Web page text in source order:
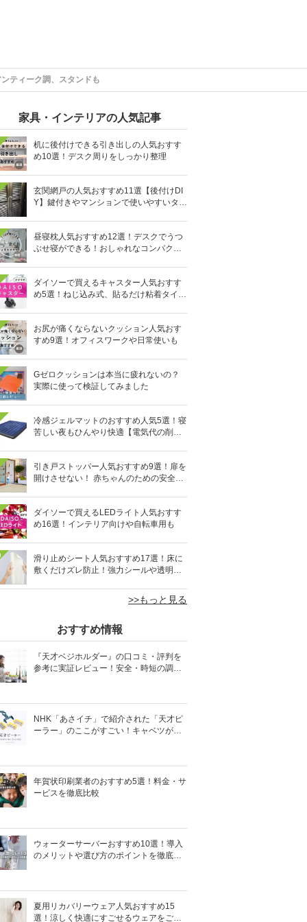
ティーク調、スタンドも
家具・インテリアの人気記事
机に後付けできる引き出しの人気おすす
め10選！デスク周りをしっかり整理
玄関網戸の人気おすすめ11選【後付けDI
Y】鍵付きやマンションで使いやすいタイ
昼寝枕人気おすすめ12選！デスクでうつ
ぶせ寝ができる！おしゃれなコンパクト
ダイソーで買えるキャスター人気おすす
め5選！ねじ込み式、貼るだけ粘着タイプ
お尻が痛くならないクッション人気おす
すめ9選！オフィスワークや日常使いも
Gゼロクッションは本当に疲れないの？
実際に使って検証してみました
冷感ジェルマットのおすすめ人気5選！寝
苦しい夜もひんやり快適【電気代の削減
引き戸ストッパー人気おすすめ9選！扉を
開けさせない！ 赤ちゃんのための安全グ
ダイソーで買えるLEDライト人気おすす
め16選！インテリア向けや自転車用も
滑り止めシート人気おすすめ17選！床に
敷くだけズレ防止！強力シールや透明タ
>>もっと見る
おすすめ情報
『天才ベジホルダー』の口コミ・評判を
参考に実証レビュー！安全・時短の調理
NHK「あさイチ」で紹介された「天才ピ
ーラー」のここがすごい！キャベツがほ
年賀状印刷業者のおすすめ5選！料金・サ
ービスを徹底比較
ウォーターサーバーおすすめ10選！導入
のメリットや選び方のポイントを徹底解
夏用リカバリーウェア人気おすすめ15
選！涼しく快適にすごせるウェアをご紹